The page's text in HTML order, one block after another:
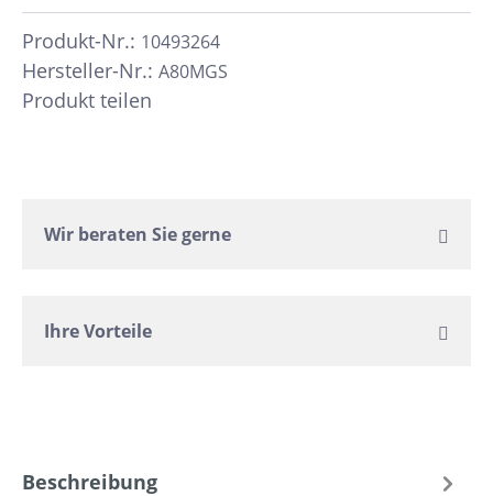
Hersteller-Nr.: A80MGS
Produkt-Nr.: 10493264
Produkt teilen
Wir beraten Sie gerne
Ihre Vorteile
Beschreibung